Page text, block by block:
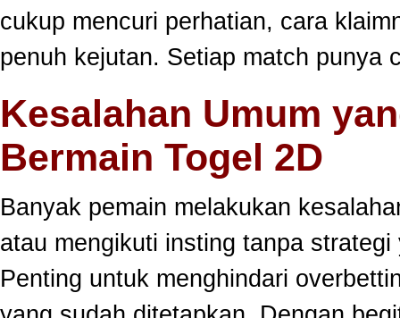
cukup mencuri perhatian, cara
penuh kejutan. Setiap match punya
Kesalahan Umum
Bermain Togel 2D
Banyak pemain melakukan
atau mengikuti insting tanpa
Penting untuk menghindari